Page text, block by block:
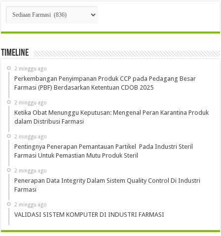
Kategori
Timeline
2 minggu ago
Perkembangan Penyimpanan Produk CCP pada Pedagang Besar
Farmasi (PBF) Berdasarkan Ketentuan CDOB 2025
2 minggu ago
Ketika Obat Menunggu Keputusan: Mengenal Peran Karantina Produk
dalam Distribusi Farmasi
2 minggu ago
Pentingnya Penerapan Pemantauan Partikel Pada Industri Steril
Farmasi Untuk Pemastian Mutu Produk Steril
2 minggu ago
Penerapan Data Integrity Dalam Sistem Quality Control Di Industri
Farmasi
2 minggu ago
VALIDASI SISTEM KOMPUTER DI INDUSTRI FARMASI